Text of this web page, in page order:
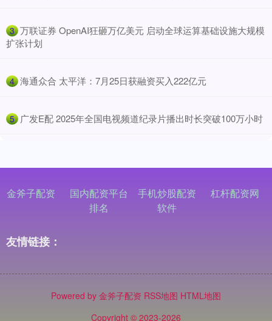
3 ​万联证券 OpenAI狂砸万亿美元 启动全球运算基础设施大规模
扩张计划
4 ​海通众合 太平洋：7月25日获融资买入222亿元
5 ​广发E配 2025年全国电视频道纪录片播出时长突破100万小时
金斧子配资
国内配资平台
排名
手机炒股配资
软件
杠杆配资网
友情链接：
Powered by 金斧子配资 RSS地图 HTML地图
Copyright © 2023-2026